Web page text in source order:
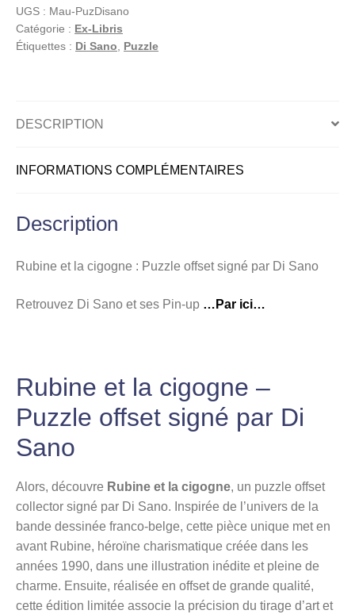
cigogne
Puzzle
par
UGS : Mau-PuzDisano
Catégorie : Ex-Libris
Étiquettes : Di Sano Puzzle
DESCRIPTION
INFORMATIONS COMPLÉMENTAIRES
Description
Rubine et la cigogne : Puzzle offset signé par Di Sano
Retrouvez Di Sano et ses Pin-up …Par ici…
Rubine et la cigogne –
Puzzle offset signé par Di
Sano
Alors, découvre Rubine et la cigogne, un puzzle offset
collector signé par Di Sano. Inspirée de l’univers de la
bande dessinée franco-belge, cette pièce unique met en
avant Rubine, héroïne charismatique créée dans les
années 1990, dans une illustration inédite et pleine de
charme. Ensuite, réalisée en offset de grande qualité,
cette édition limitée associe la précision du tirage d’art et